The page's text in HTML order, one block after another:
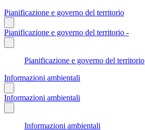
Pianificazione e governo del territorio
Pianificazione e governo del territorio -
Pianificazione e governo del territorio
Informazioni ambientali
Informazioni ambientali
Informazioni ambientali